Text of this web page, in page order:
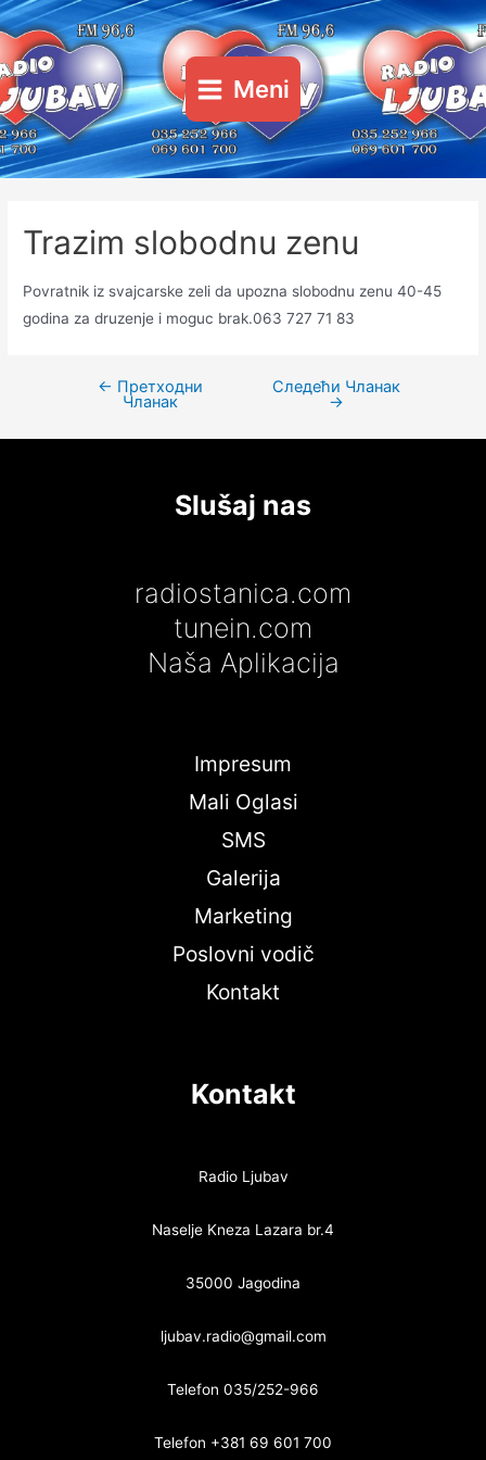
Пређи
на
садржај
Main
Menu
Meni
Trazim slobodnu zenu
Povratnik iz svajcarske zeli da upozna slobodnu zenu 40-45
godina za druzenje i moguc brak.063 727 71 83
Кретање
← Претходни
Чланак
Следећи Чланак
→
Slušaj nas
radiostanica.com
tunein.com
Naša Aplikacija
Impresum
Mali Oglasi
SMS
Galerija
Marketing
Poslovni vodič
Kontakt
Kontakt
Radio Ljubav
Naselje Kneza Lazara br.4
35000 Jagodina
ljubav.radio@gmail.com
Telefon 035/252-966
Telefon +381 69 601 700